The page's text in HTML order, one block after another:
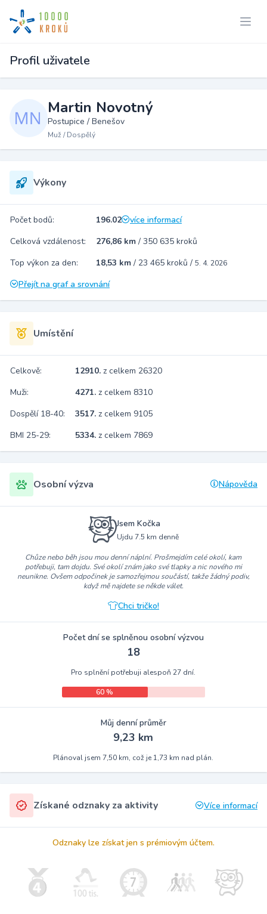
Profil uživatele
Martin Novotný
Postupice / Benešov
Muž / Dospělý
Výkony
Počet bodů: 196.02
více informací
Celková vzdálenost:
276,86 km / 350 635 kroků
Top výkon za den:
18,53 km / 23 465 kroků / 5. 4. 2026
Přejít na graf a srovnání
Umístění
Celkově: 12910. z celkem 26320
Muži:
4271. z celkem 8310
Dospělí 18-40:
3517. z celkem 9105
BMI 25-29:
5334. z celkem 7869
Osobní výzva Nápověda
Jsem Kočka
Ujdu 7.5 km denně
Chůze nebo běh jsou mou denní náplní. Prošmejdím celé okolí, kam
potřebuji, tam dojdu. Své okolí znám jako své tlapky a nic nového mi
neunikne. Ovšem odpočinek je samozřejmou součástí, takže žádný podiv,
když mě najdete se někde válet.
Chci tričko!
Počet dní se splněnou osobní výzvou
18
Pro splnění potřebuji alespoň 27 dní.
60 %
Můj denní průměr
9,23 km
Plánoval jsem 7,50 km, což je 1,73 km nad plán.
Získané odznaky za aktivity Více informací
Odznaky lze získat jen s prémiovým účtem.